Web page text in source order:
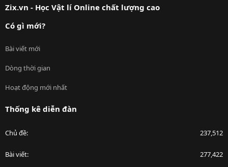
Zix.vn - Học Vật lí Online chất lượng cao
Có gì mới?
Bài viết mới
Dòng thời gian
Hoạt động mới nhất
Thống kê diễn đàn
Chủ đề 237,512
Bài viết 277,422